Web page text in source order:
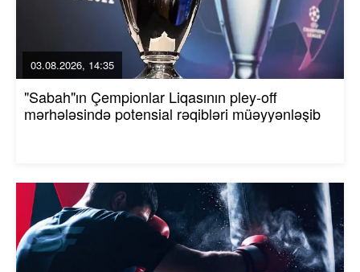
03.08.2026, 14:35
"Sabah"ın Çempionlar Liqasının pley-off
mərhələsində potensial rəqibləri müəyyənləşib